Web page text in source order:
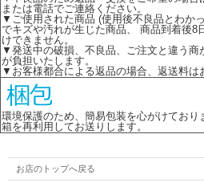
または電話でご連絡ください。
▼ご使用された商品 (使用後不良品とわか
でキズや汚れが生じた商品、 商品到着後8
けできません。
▼発送中の破損、不良品、ご注文と違う商
が負担いたします。
▼お客様都合による返品の場合、返送料は
環境保護のため、簡易包装を心がけてお
箱を再利用してお送りします。
お店のトップへ戻る